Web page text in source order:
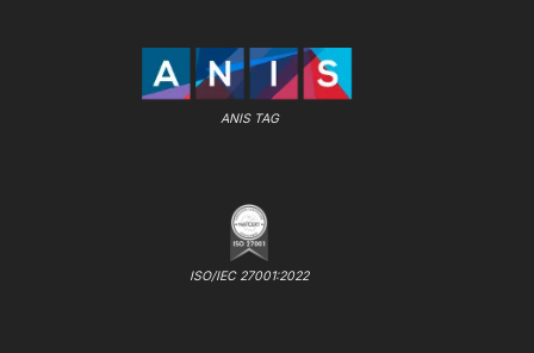
ANIS TAG
ISO/IEC 27001:2022